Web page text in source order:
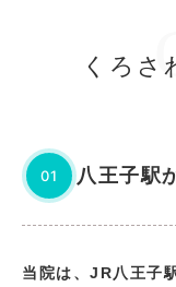
くろさ
01 八王子駅
当院は、JR八王子